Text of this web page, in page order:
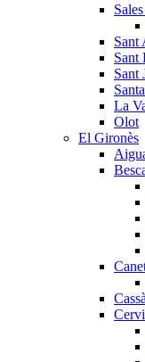
Sant
Sant
Sant
La
Olot
El Gironès